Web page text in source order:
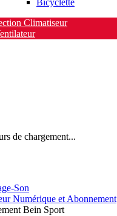
Bicyclette
Climatiseur
de chargement...
Son
Numérique et Abonnement
Bein Sport